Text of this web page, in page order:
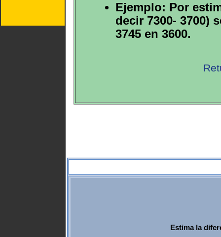
Ejemplo: Por
decir 7300- 3700)
3745 en 3600.
Estima la